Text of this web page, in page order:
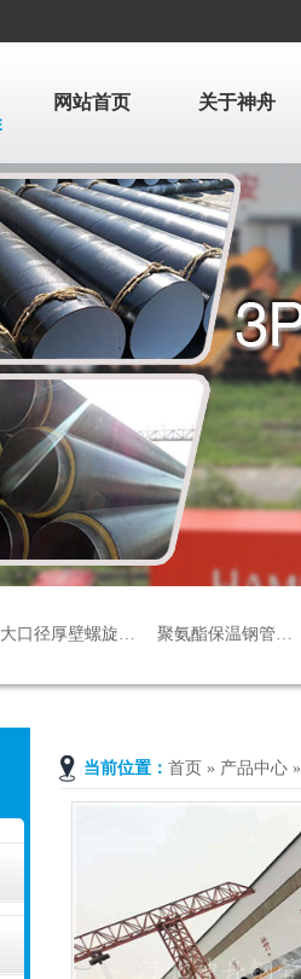
网站首页 关于神舟
大口径厚壁螺旋… 聚氨酯保温钢管…
当前位置： 首页 » 产品中心 »